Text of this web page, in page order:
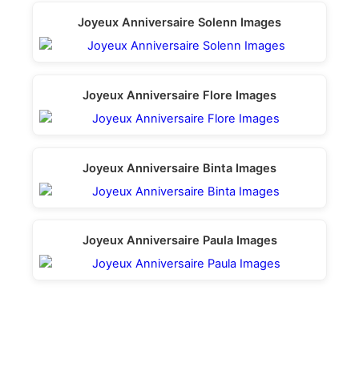
Joyeux Anniversaire Solenn Images
Joyeux Anniversaire Flore Images
Joyeux Anniversaire Binta Images
Joyeux Anniversaire Paula Images